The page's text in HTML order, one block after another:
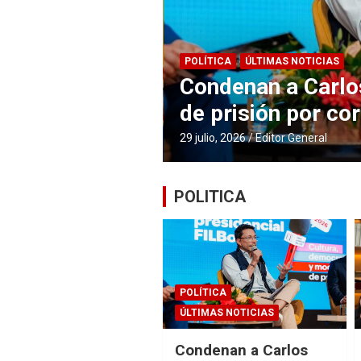
JUDICIAL ÚLTIMAS NOTICIAS
Máxima alerta
dos atentados
29 julio, 2026 Editor General
POLITICA
POLÍTICA
ÚLTIMAS NOTICIAS
Condenan a Carlos